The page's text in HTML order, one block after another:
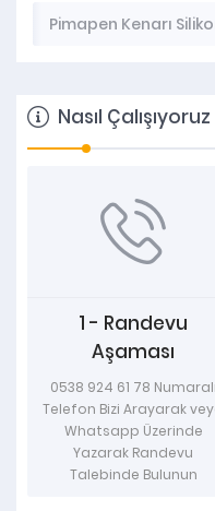
Pimapen Kenarı
Nasıl Çalışıyoruz
1 - Randevu
Aşaması
0538 924 61 78 Numaralı
Telefon Bizi Arayarak
Whatsapp Üzerinde
Yazarak Randevu
Talebinde Bulunun